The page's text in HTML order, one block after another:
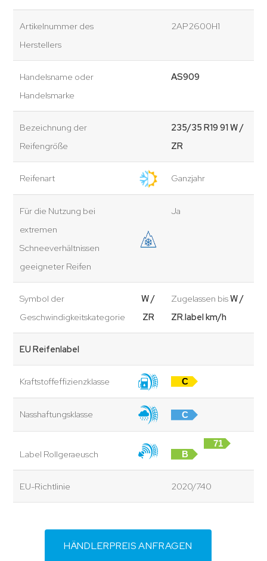
Artikelnummer des
Herstellers
2AP2600H1
Handelsname oder
Handelsmarke
AS909
Bezeichnung der
Reifengröße
235/35 R19 91 W /
ZR
Reifenart Ganzjahr
Für die Nutzung bei
extremen
Schneeverhältnissen
geeigneter Reifen
Ja
Symbol der
Geschwindigkeitskategorie
W /
ZR
Zugelassen bisW /
ZR.label km/h
EU Reifenlabel
Kraftstoffeffizienzklasse C
Nasshaftungsklasse C
Label Rollgeraeusch B
71
EU-Richtlinie 2020/740
HÄNDLERPREIS ANFRAGEN